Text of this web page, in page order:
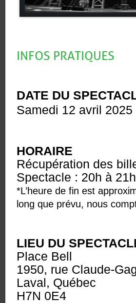
INFOS PRATIQUES
DATE DU
Samedi 12 avril 2025
HORAIRE
Récupération des
Spectacle : 20h à
*L’heure de fin est
long que prévu, nous
LIEU DU
Place Bell
1950, rue Claude-
Laval, Québec
H7N 0E4